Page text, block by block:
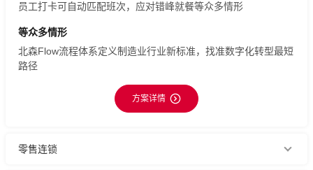
员工打卡可自动匹配班次，应对错峰就餐等众多情形
等众多情形
北森Flow流程体系定义制造业行业新标准，找准数字化转型最短
路径
方案详情
零售连锁